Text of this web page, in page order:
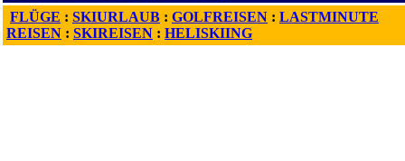
FLÜGE : SKIURLAUB : GOLFREISEN : LASTMINUTE
REISEN : SKIREISEN : HELISKIING